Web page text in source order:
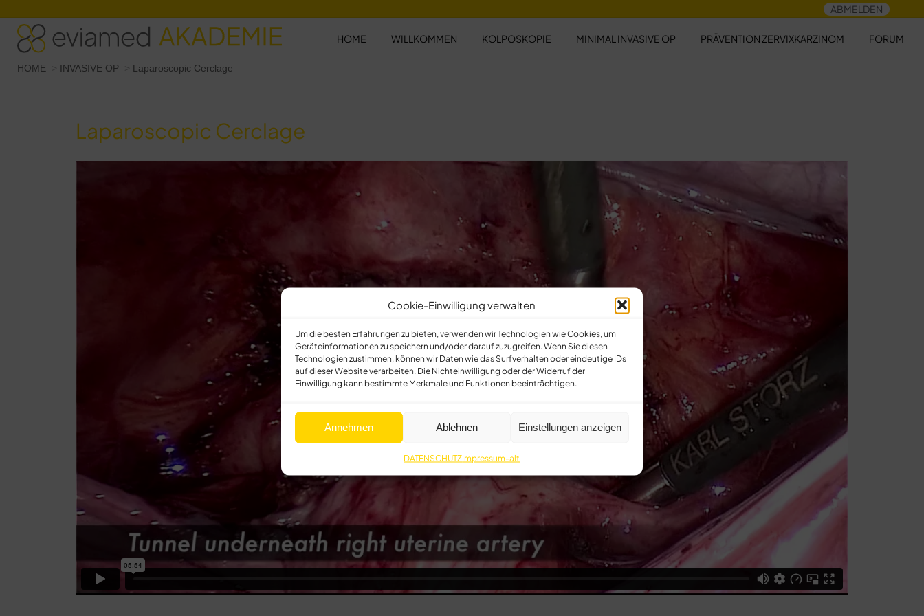
Cookie-Einwilligung verwalten
Um die besten Erfahrungen zu bieten, verwenden wir Technologien wie Cookies, um
Geräteinformationen zu speichern und/oder darauf zuzugreifen. Wenn Sie diesen
Technologien zustimmen, können wir Daten wie das Surfverhalten oder eindeutige IDs
auf dieser Website verarbeiten. Die Nichteinwilligung oder der Widerruf der
Einwilligung kann bestimmte Merkmale und Funktionen beeinträchtigen.
Annehmen Ablehnen Einstellungen anzeigen
DATENSCHUTZImpressum-alt
ABMELDEN
HOME WILLKOMMEN KOLPOSKOPIE MINIMAL INVASIVE OP PRÄVENTION ZERVIXKARZINOM FORUM
Sie befinden sich hier:
HOME INVASIVE OP Laparoscopic Cerclage
Laparoscopic Cerclage